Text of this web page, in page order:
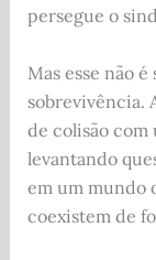
persegue o
Mas esse não
sobrevivência.
de colisão com
levantando
em um mundo
coexistem de